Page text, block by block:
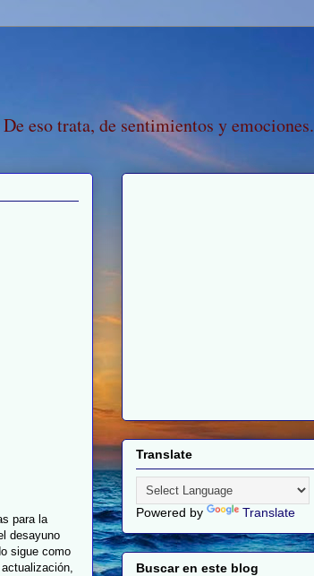
eso trata, de sentimientos y emociones.
para la
desayuno
sigue como
Translate
Powered by Translate
Buscar en este blog